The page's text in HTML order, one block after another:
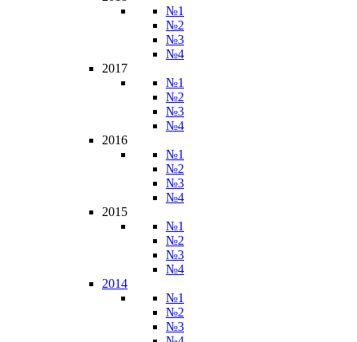
№1
№2
№3
№4
2017
№1
№2
№3
№4
2016
№1
№2
№3
№4
2015
№1
№2
№3
№4
2014
№1
№2
№3